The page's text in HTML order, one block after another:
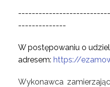
--------------
W postępowaniu o
adresem: https://
Wykonawca